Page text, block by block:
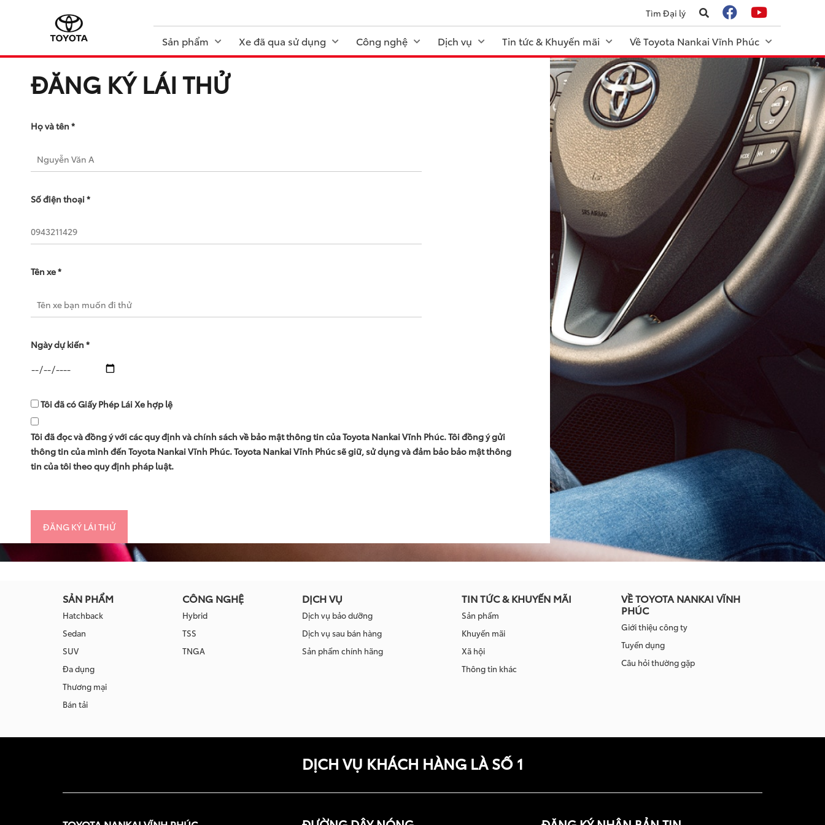
Tìm Đại lý
Sản phẩm Xe đã qua sử dụng Công nghệ Dịch vụ Tin tức & Khuyến mãi Về Toyota Nankai Vĩnh Phúc
ĐĂNG KÝ LÁI THỬ
Họ và tên *
Số điện thoại *
Tên xe *
Ngày dự kiến *
Tôi đã có Giấy Phép Lái Xe hợp lệ
Tôi đã đọc và đồng ý với các quy định và chính sách về bảo mật thông tin của Toyota Nankai Vĩnh Phúc. Tôi đồng ý gửi
thông tin của mình đến Toyota Nankai Vĩnh Phúc. Toyota Nankai Vĩnh Phúc sẽ giữ, sử dụng và đảm bảo bảo mật thông
tin của tôi theo quy định pháp luật.
SẢN PHẨM
Hatchback
Sedan
SUV
Đa dụng
Thương mại
Bán tải
CÔNG NGHỆ
Hybrid
TSS
TNGA
DỊCH VỤ
Dịch vụ bảo dưỡng
Dịch vụ sau bán hàng
Sản phẩm chính hãng
TIN TỨC & KHUYẾN MÃI
Sản phẩm
Khuyến mãi
Xã hội
Thông tin khác
VỀ TOYOTA NANKAI VĨNH
PHÚC
Giới thiệu công ty
Tuyển dụng
Câu hỏi thường gặp
DỊCH VỤ KHÁCH HÀNG LÀ SỐ 1